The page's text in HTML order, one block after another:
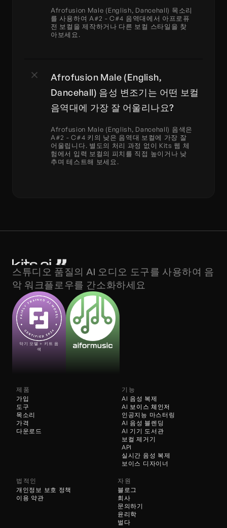
Afrofusion Male (English, Dancehall) 목소리
를 사용하여 A#2 - C#4 음역대에서 아프로퓨
전 보컬을 제작하거나 다른 보컬 스타일을 찾
아보세요.
Afrofusion Male (English,
Dancehall) 음성 변조기는 어떤 보컬
음역대에 가장 잘 어울리나요?
Afrofusion Male (English, Dancehall) 음색은
A#2 - C#4 키의 낮은 음역대 보컬에 가장 잘
어울립니다. 별도의 처리 과정 없이 Kits 웹 체
험에서 입력 보컬의 피치를 직접 높이거나 낮
추며 테스트해 보세요.
스튜디오 품질의 AI 오디오 도구를 사용하여 음
악 워크플로우를 간소화하세요
악기 모델 + 키트 음
색
제품
가입
도구
목소리
가격
다운로드
기능
AI 음성 복제
AI 음성 블렌딩
AI 보이스 체인저
인공지능 마스터링
AI 기기 도서관
보컬 제거기
API
실시간 음성 복제
보이스 디자이너
법적인
개인정보 보호 정책
이용 약관
자원
블로그
회사
문의하기
윤리학
벌다